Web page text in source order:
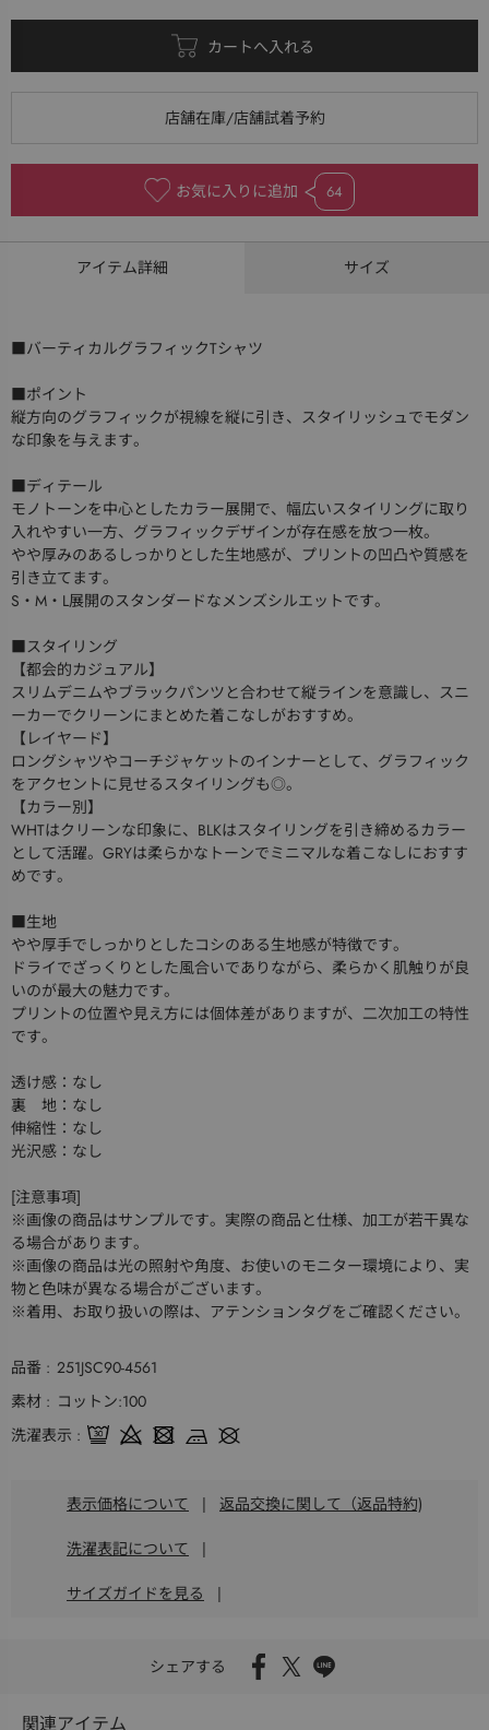
お気に入りに追加 64
アイテム詳細 サイズ
■バーティカルグラフィックTシャツ
■ポイント
縦方向のグラフィックが視線を縦に引き、スタイリッシュでモダン
な印象を与えます。
■ディテール
モノトーンを中心としたカラー展開で、幅広いスタイリングに取り
入れやすい一方、グラフィックデザインが存在感を放つ一枚。
やや厚みのあるしっかりとした生地感が、プリントの凹凸や質感を
引き立てます。
S・M・L展開のスタンダードなメンズシルエットです。
■スタイリング
【都会的カジュアル】
スリムデニムやブラックパンツと合わせて縦ラインを意識し、スニ
ーカーでクリーンにまとめた着こなしがおすすめ。
【レイヤード】
ロングシャツやコーチジャケットのインナーとして、グラフィック
をアクセントに見せるスタイリングも◎。
【カラー別】
WHTはクリーンな印象に、BLKはスタイリングを引き締めるカラー
として活躍。GRYは柔らかなトーンでミニマルな着こなしにおすす
めです。
■生地
やや厚手でしっかりとしたコシのある生地感が特徴です。
ドライでざっくりとした風合いでありながら、柔らかく肌触りが良
いのが最大の魅力です。
プリントの位置や見え方には個体差がありますが、二次加工の特性
です。
透け感：なし
裏 地：なし
伸縮性：なし
光沢感：なし
[注意事項]
※画像の商品はサンプルです。実際の商品と仕様、加工が若干異な
る場合があります。
※画像の商品は光の照射や角度、お使いのモニター環境により、実
物と色味が異なる場合がございます。
※着用、お取り扱いの際は、アテンションタグをご確認ください。
品番
251JSC90-4561
素材
コットン:100
洗濯表示
表示価格について | 返品交換に関して（返品特約)
洗濯表記について |
サイズガイドを見る |
シェアする
関連アイテム